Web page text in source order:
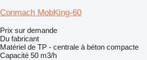
Conmach MobKing-60
Prix sur demande
Du fabricant
Matériel de TP - centrale à béton compacte
Capacité 50 m3/h